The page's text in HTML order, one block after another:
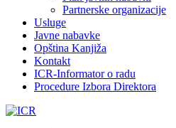
Partnerske organizacije
Usluge
Javne nabavke
Opština Kanjiža
Kontakt
ICR-Informator o radu
Procedure Izbora Direktora